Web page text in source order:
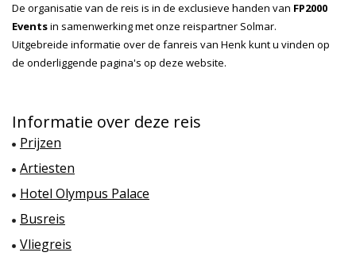
De organisatie van de reis is in de exclusieve handen van FP2000
Eventsin samenwerking met onze reispartner Solmar.
Uitgebreide informatie over de fanreis van Henk kunt u vinden op
de onderliggende pagina's op deze website.
Informatie over deze reis
Prijzen
Artiesten
Hotel Olympus Palace
Busreis
Vliegreis